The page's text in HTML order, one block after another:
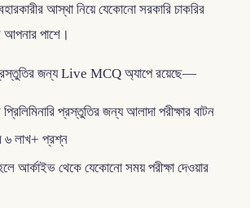
আস্থা নিয়ে যেকোনো সরকারি চাকরির
পাশে।
জন্য Live MCQ অ্যাপে রয়েছে—
প্রস্তুতির জন্য আলাদা পরীক্ষার বাটন
৬ লাখ+ প্রশ্ন
আর্কাইভ থেকে যেকোনো সময় পরীক্ষা দেওয়ার